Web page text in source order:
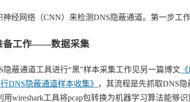
神经网络（CNN）来检测DNS 隐蔽通道。第一步工
备工作——数据采集
隐蔽通道工具进行“黑”样本采集工作见另一篇博文 《
DNS 隐蔽通道样本收集》 ，其流程是先抓取DNS
用wireshark工具将pcap包转换为机器学习算法能够